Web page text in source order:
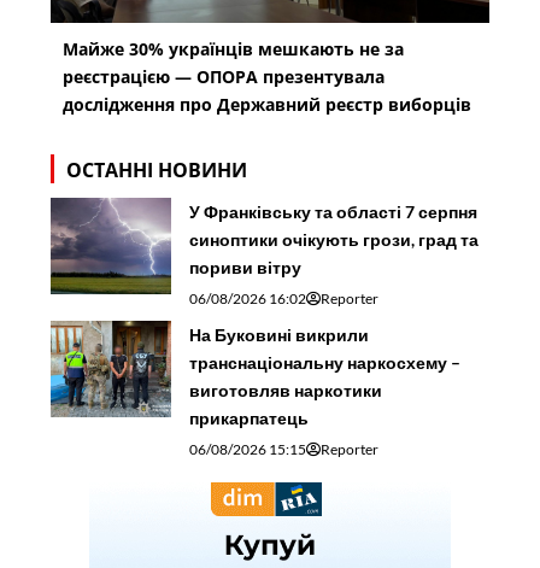
Майже 30% українців мешкають не за
реєстрацією — ОПОРА презентувала
дослідження про Державний реєстр виборців
ОСТАННІ НОВИНИ
У Франківську та області 7 серпня
синоптики очікують грози, град та
пориви вітру
06/08/2026 16:02 Reporter
На Буковині викрили
транснаціональну наркосхему –
виготовляв наркотики
прикарпатець
06/08/2026 15:15 Reporter